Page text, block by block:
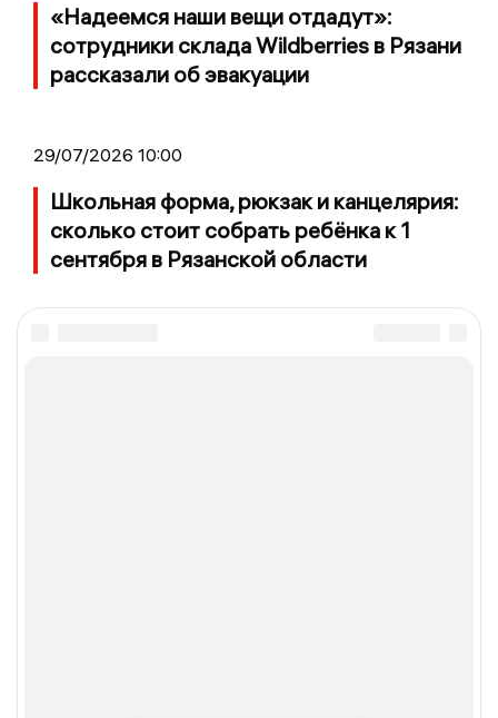
«Надеемся наши вещи отдадут»:
сотрудники склада Wildberries в Рязани
рассказали об эвакуации
29/07/2026 10:00
Школьная форма, рюкзак и канцелярия:
сколько стоит собрать ребёнка к 1
сентября в Рязанской области